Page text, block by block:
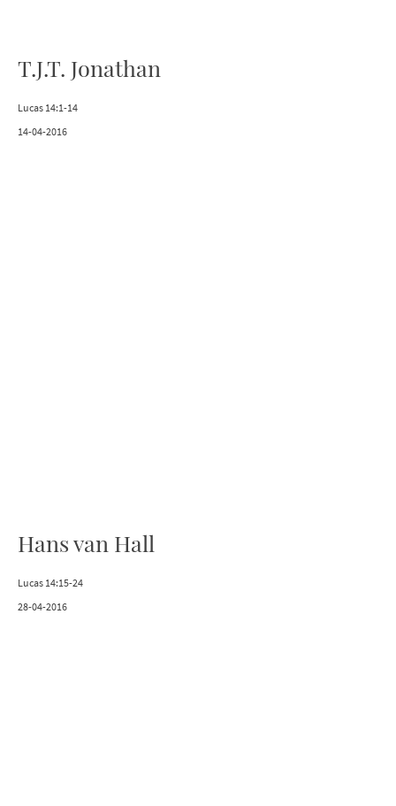
T.J.T. Jonathan
Lucas 14:1-14
14-04-2016
Hans van Hall
Lucas 14:15-24
28-04-2016